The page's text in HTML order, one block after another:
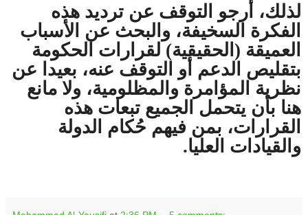
لذلك، أرجو التوقف عن ترديد هذه
الفكرة السخيفة، والبحث عن الأسباب
العميقة (الحقيقية) لقرارات الحكومة
بتقليص الدعم أو التوقف عنه، بعيدا عن
نظرية المؤامرة والمظلومية، ولا مانع
هنا بأن يتحمل الجميع تبعات هذه
القرارات، بمن فيهم حُكام الدولة
والقيادات العليا.